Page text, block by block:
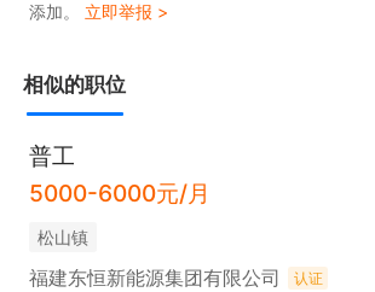
添加。 立即举报 >
相似的职位
普工
5000-6000元/月
松山镇
福建东恒新能源集团有限公司 认证